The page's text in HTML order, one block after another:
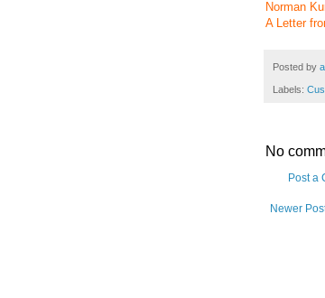
Norman
A Letter
Posted by
Labels:
No
Post a
Newer